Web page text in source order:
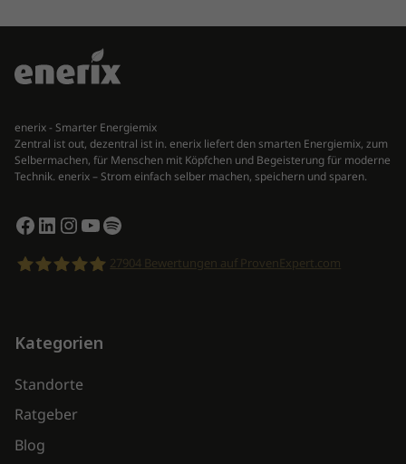
enerix - Smarter Energiemix
Zentral ist out, dezentral ist in. enerix liefert den smarten Energiemix, zum
Selbermachen, für Menschen mit Köpfchen und Begeisterung für moderne
Technik. enerix – Strom einfach selber machen, speichern und sparen.
Facebook
LinkedIn
Instagram
YouTube
Spotify
27904Bewertungen auf ProvenExpert.com
Kategorien
Standorte
Ratgeber
Blog